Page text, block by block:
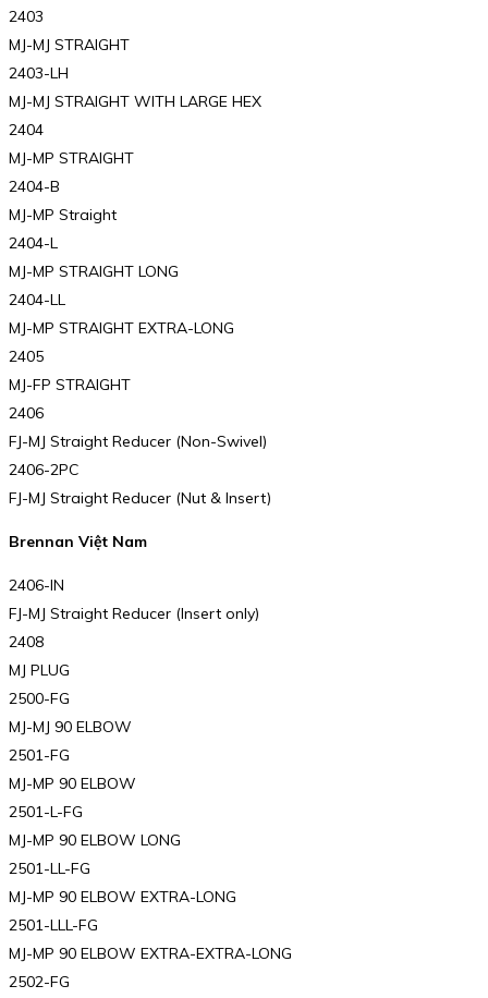
2403
MJ-MJ STRAIGHT
2403-LH
MJ-MJ STRAIGHT WITH LARGE HEX
2404
MJ-MP STRAIGHT
2404-B
MJ-MP Straight
2404-L
MJ-MP STRAIGHT LONG
2404-LL
MJ-MP STRAIGHT EXTRA-LONG
2405
MJ-FP STRAIGHT
2406
FJ-MJ Straight Reducer (Non-Swivel)
2406-2PC
FJ-MJ Straight Reducer (Nut & Insert)
Brennan Việt Nam
2406-IN
FJ-MJ Straight Reducer (Insert only)
2408
MJ PLUG
2500-FG
MJ-MJ 90 ELBOW
2501-FG
MJ-MP 90 ELBOW
2501-L-FG
MJ-MP 90 ELBOW LONG
2501-LL-FG
MJ-MP 90 ELBOW EXTRA-LONG
2501-LLL-FG
MJ-MP 90 ELBOW EXTRA-EXTRA-LONG
2502-FG